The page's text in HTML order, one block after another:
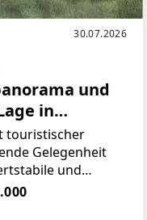
30.07.2026
und
in
touristischer
Gelegenheit
und
Lage
konzipierten